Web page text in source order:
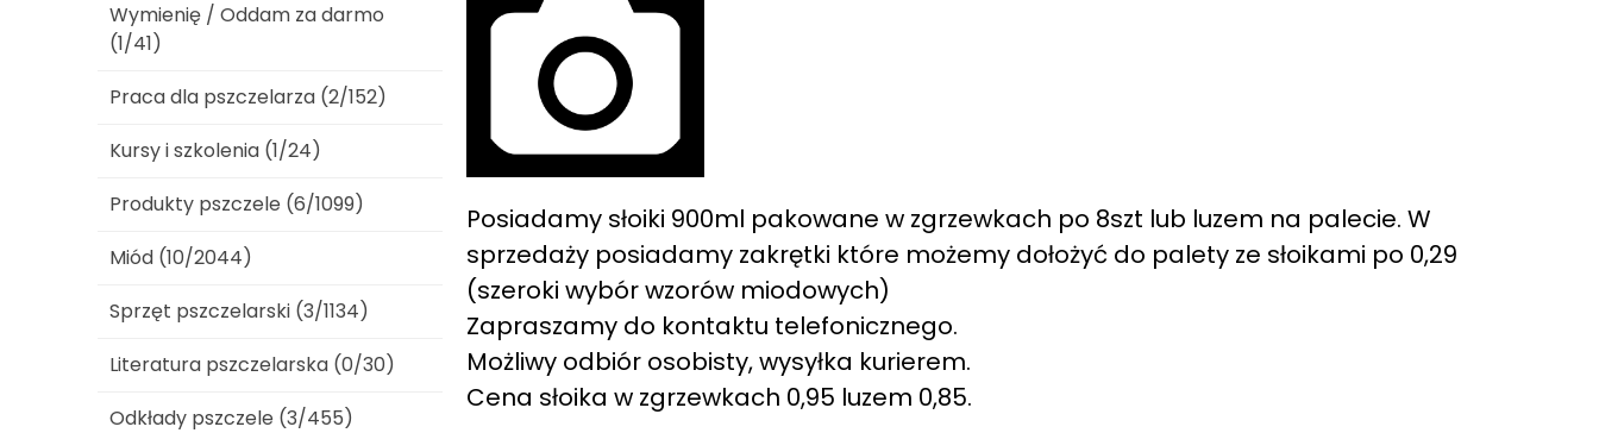
Posiadamy słoiki 900ml pakowane w zgrzewkach po 8szt lub luzem na palecie. W
sprzedaży posiadamy zakrętki które możemy dołożyć do palety ze słoikami po 0,29
(szeroki wybór wzorów miodowych)
Zapraszamy do kontaktu telefonicznego.
Możliwy odbiór osobisty, wysyłka kurierem.
Cena słoika w zgrzewkach 0,95 luzem 0,85.
Wymienię / Oddam za darmo
(1/41)
Praca dla pszczelarza (2/152)
Kursy i szkolenia (1/24)
Produkty pszczele (6/1099)
Miód (10/2044)
Sprzęt pszczelarski (3/1134)
Literatura pszczelarska (0/30)
Odkłady pszczele (3/455)